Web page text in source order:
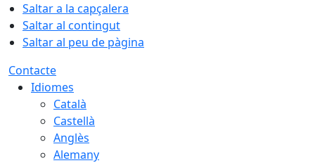
Saltar a la capçalera
Saltar al contingut
Saltar al peu de pàgina
Contacte
Idiomes
Català
Castellà
Anglès
Alemany